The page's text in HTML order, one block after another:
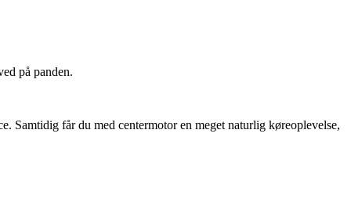
på panden.
Samtidig får du med centermotor en meget naturlig køreoplevelse,